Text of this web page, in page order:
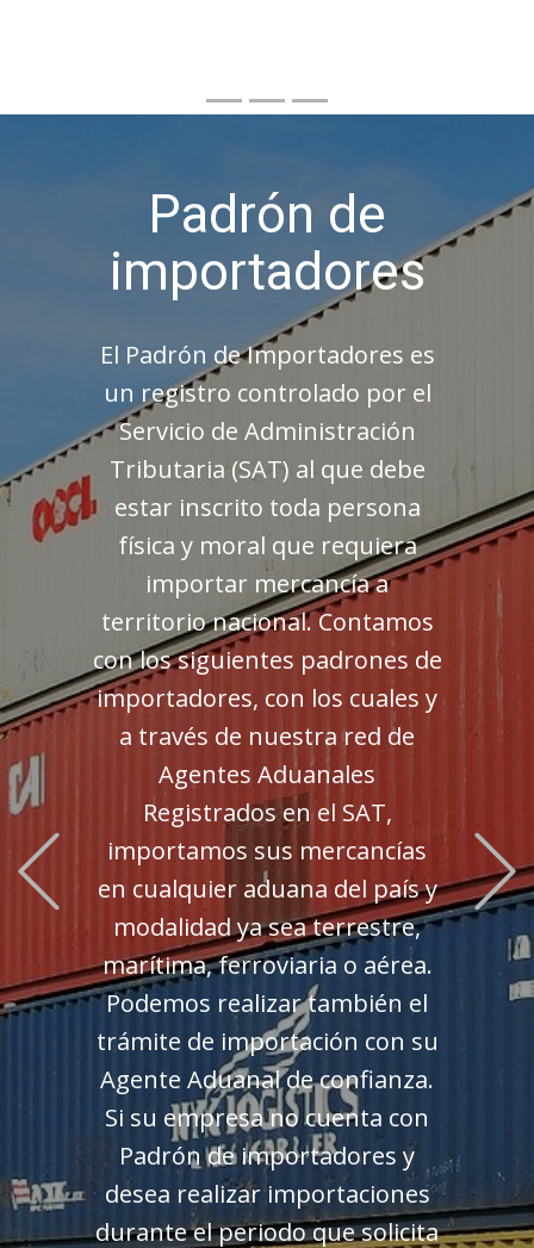
Padrón de
importadores
El Padrón de Importadores es
un registro controlado por el
Servicio de Administración
Tributaria (SAT) al que debe
estar inscrito toda persona
física y moral que requiera
importar mercancía a
territorio nacional. Contamos
con los siguientes padrones de
importadores, con los cuales y
a través de nuestra red de
Agentes Aduanales
Registrados en el SAT,
importamos sus mercancías
en cualquier aduana del país y
modalidad ya sea terrestre,
marítima, ferroviaria o aérea.
Podemos realizar también el
trámite de importación con su
Agente Aduanal de confianza.
Si su empresa no cuenta con
Padrón de importadores y
desea realizar importaciones
durante el periodo que solicita
Previous